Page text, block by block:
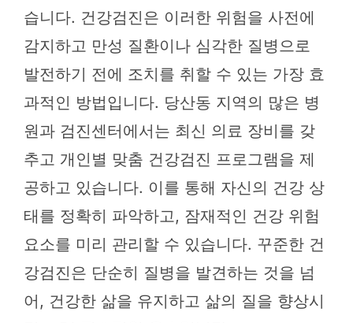
습니다. 건강검진은 이러한 위험을 사전에
감지하고 만성 질환이나 심각한 질병으로
발전하기 전에 조치를 취할 수 있는 가장 효
과적인 방법입니다. 당산동 지역의 많은 병
원과 검진센터에서는 최신 의료 장비를 갖
추고 개인별 맞춤 건강검진 프로그램을 제
공하고 있습니다. 이를 통해 자신의 건강 상
태를 정확히 파악하고, 잠재적인 건강 위험
요소를 미리 관리할 수 있습니다. 꾸준한 건
강검진은 단순히 질병을 발견하는 것을 넘
어, 건강한 삶을 유지하고 삶의 질을 향상시